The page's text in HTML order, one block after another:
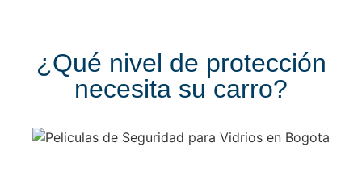
¿Qué nivel de protección
necesita su carro?